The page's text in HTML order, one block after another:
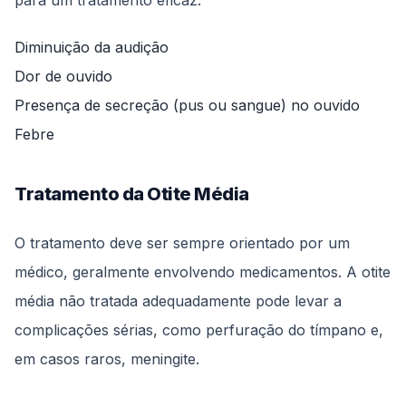
Diminuição da audição
Dor de ouvido
Presença de secreção (pus ou sangue) no ouvido
Febre
Tratamento da Otite Média
O tratamento deve ser sempre orientado por um
médico, geralmente envolvendo medicamentos. A otite
média não tratada adequadamente pode levar a
complicações sérias, como perfuração do tímpano e,
em casos raros, meningite.